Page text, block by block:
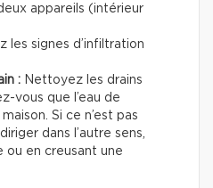
appareils (intérieur
les signes d’infiltration
: Nettoyez les drains
vous que l’eau de
Si ce n’est pas
dans l’autre sens,
ou en creusant une